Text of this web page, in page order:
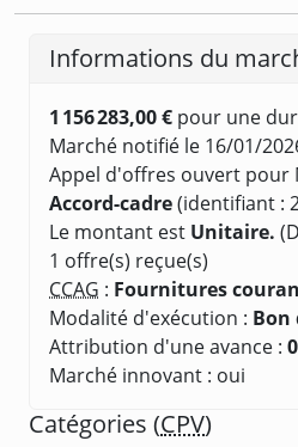
Informations du
1 156 283,00 € pour une
Marché notifié le 16/01/
Appel d'offres ouvert pour
Accord-cadre(identifiant :
Le montant est Unitaire.
1 offre(s) reçue(s)
CCAG : Fournitures
Modalité d'exécution : Bon
Attribution d'une avance :
Marché innovant : oui
Catégories (CPV)